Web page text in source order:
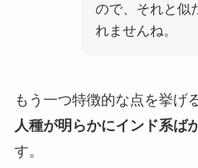
ので、それと似
れませんね。
もう一つ特徴的な点を挙げ
人種が明らかにインド系ば
す。